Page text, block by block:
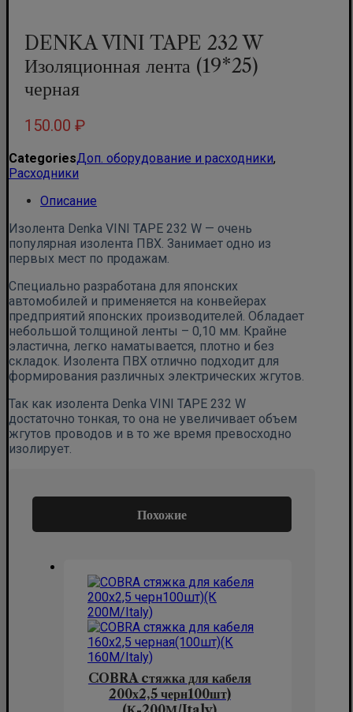
DENKA VINI TAPE 232 W
Изоляционная лента (19*25)
черная
150.00 ₽
CategoriesДоп. оборудование и расходники,
Расходники
Описание
Изолента Denka VINI TAPE 232 W — очень
популярная изолента ПВХ. Занимает одно из
первых мест по продажам.
Специально разработана для японских
автомобилей и применяется на конвейерах
предприятий японских производителей. Обладает
небольшой толщиной ленты – 0,10 мм. Крайне
эластична, легко наматывается, плотно и без
складок. Изолента ПВХ отлично подходит для
формирования различных электрических жгутов.
Так как изолента Denka VINI TAPE 232 W
достаточно тонкая, то она не увеличивает объем
жгутов проводов и в то же время превосходно
изолирует.
Похожие
COBRA cтяжка для кабеля
200х2,5 черн100шт)